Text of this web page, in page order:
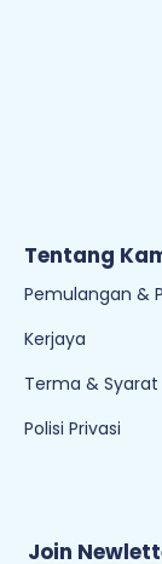
Tentang
Pemulangan &
Kerjaya
Terma & Syarat
Polisi Privasi
Join